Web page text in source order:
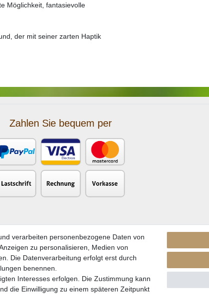
Möglichkeit, fantasievolle
der mit seiner zarten Haptik
Zahlen Sie bequem per
zzgl. Versandkosten und ggf. Nachnahmegebühren, wenn nicht anders beschrieben
nach Deutschland. Lieferzeiten für andere EU-Länderhier
verarbeiten personenbezogene Daten von
zu personalisieren, Medien von
Die Datenverarbeitung erfolgt erst durch
benennen.
Interesses erfolgen. Die Zustimmung kann
die Einwilligung zu einem späteren Zeitpunkt